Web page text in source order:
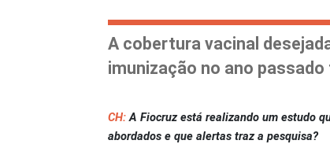
A cobertura vacinal
imunização no ano passado
CH:A Fiocruz está realizando um estudo
abordados e que alertas traz a pesquisa?